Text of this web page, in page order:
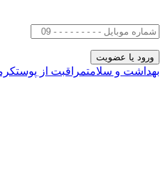
بهداشت و سلامتمراقبت از پوست